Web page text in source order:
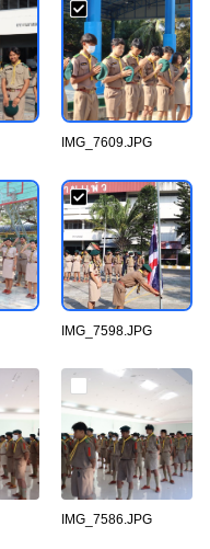
IMG_7609.JPG
IMG_7598.JPG
IMG_7586.JPG